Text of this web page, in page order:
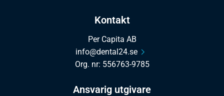
Kontakt
Per Capita AB
info@dental24.se
Org. nr: 556763-9785
Ansvarig utgivare